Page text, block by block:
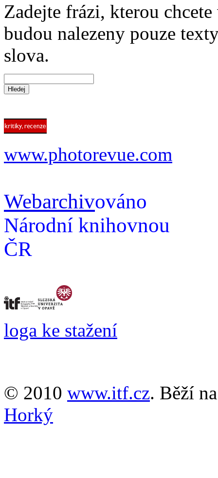
Zadejte frázi, kterou
budou nalezeny pouze
slova.
www.photorevue.com
Webarchivováno
Národní knihovnou
ČR
loga ke stažení
© 2010 www.itf.cz. Běží
Horký